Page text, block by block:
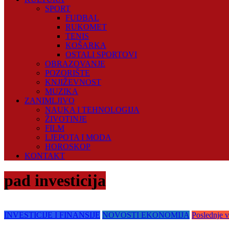
SPORT
FUDBAL
RUKOMET
TENIS
KOŠARKA
OSTALI SPORTOVI
OBRAZOVANJE
POZORIŠTE
KNJIŽEVNOST
MUZIKA
ZANIMLJIVO
NAUKA I TEHNOLOGIJA
ŽIVOTINJE
FILM
LJEPOTA I MODA
HOROSKOP
KONTAKT
pad investicija
INVESTICIJE I FINANSIJE NOVOSTI EKONOMIJA Poslednje